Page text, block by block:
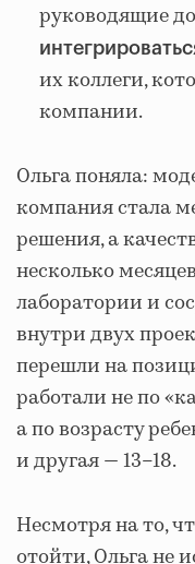
руководящие
их коллеги,
компании.
Ольга поняла:
компания стала
решения, а
несколько
лаборатории и
внутри двух
перешли на
работали не по
а по возрасту
и другая — 13–18.
Несмотря на то,
отойти, Ольга не